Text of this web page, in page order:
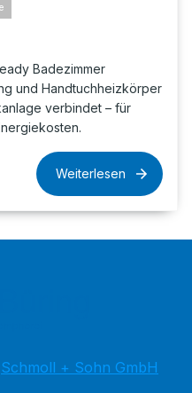
Badezimmer
und Handtuchheizkörper
verbindet – für
Weiterlesen
Schmoll + Sohn GmbH